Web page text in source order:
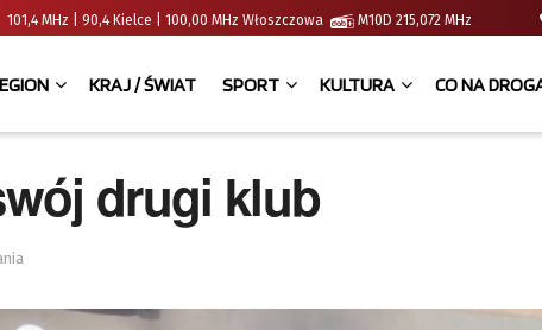
101,4 MHz | 90,4 Kielce | 100,00 MHz Włoszczowa M10D 215,072 MHz
KRAJ / ŚWIAT SPORT KULTURA CO NA
drugi klub